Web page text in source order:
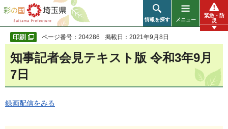
彩の国 埼玉県
情報を探す メニュー
緊急・防
災
ページ番号：204286 掲載日：2021年9月8日
知事記者会見テキスト版 令和3年9月
7日
録画配信をみる